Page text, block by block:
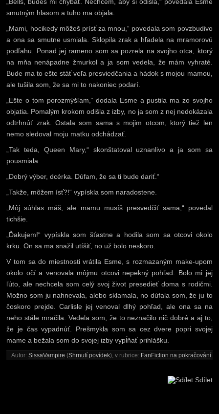
smutným hlasom a tuho ma objala.
„Mami, hocikedy môžeš prísť za mnou,“ povedala som povzbudivo
a ona sa smutne usmiala. Sklopila zrak a hľadela na mramorovú
podľahu. Ponad jej rameno som sa pozrela na svojho otca, ktorý
na mňa nenápadne žmurkol a ja som vedela, že mám vyhraté.
Bude ma to ešte stáť veľa presviedčania a hádok s mojou mamou,
ale tušila som, že sa mi to nakoniec podarí.
„Ešte o tom porozmýšľam,“ dodala Esme a pustila ma zo svojho
objatia. Pomalým krokom odišla z izby, no ja som z nej nedokázala
odtrhnúť zrak. Ostala som sama s mojim otcom, ktorý tiež len
nemo sledoval moju matku odchádzať.
„Tak teda, Queen Mary,“ skonštatoval uznanlivo a ja som sa
pousmiala.
„Dobrý výber, dcérka. Dúfam, že sa ti bude dariť.“
„Takže, môžem ísť?!“ vypískla som naradostene.
„Môj súhlas máš, ale mamu musíš presvedčiť sama,“ povedal
tichšie.
„Ďakujem!“ vypískla som šťastne a hodila som sa otcovi okolo
krku. On sa ma snažil utíšiť, no už bolo neskoro.
V tom sa do miestnosti vrátila Esme, s rozmazaným make-upom
okolo očí a venovala môjmu otcovi nepekný pohľad. Bolo mi jej
ľúto, ale nechcela som celý svoj život presedieť doma s rodičmi.
Možno som ju nahnevala, alebo sklamala, no dúfala som, že ju to
čoskoro prejde. Carlisle jej venoval dlhý pohľad, ale ona sa na
neho stále mračila. Vedela som, že to neznačilo nič dobré a aj to,
že je čas vypadnúť. Prešmykla som sa cez dvere popri svojej
mame a bežala som do svojej izby vypĺňať prihlášku.
Autor: SissaVampire (Shrnutí povídek), v rubrice: FanFiction na pokračování
Sdílet